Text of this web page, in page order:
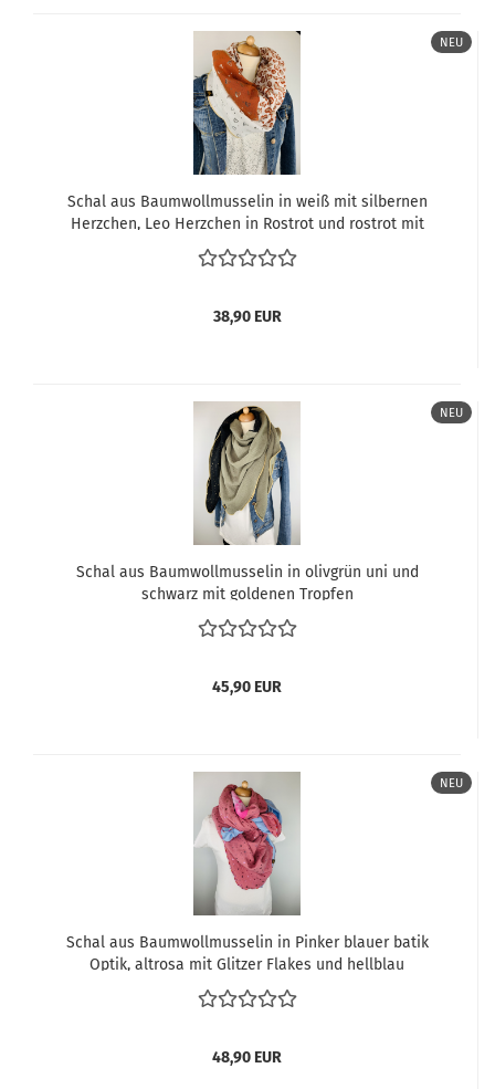
NEU
Schal aus Baumwollmusselin in weiß mit silbernen
Herzchen, Leo Herzchen in Rostrot und rostrot mit
silbernen Herzchen
38,90 EUR
NEU
Schal aus Baumwollmusselin in olivgrün uni und
schwarz mit goldenen Tropfen
45,90 EUR
NEU
Schal aus Baumwollmusselin in Pinker blauer batik
Optik, altrosa mit Glitzer Flakes und hellblau
48,90 EUR